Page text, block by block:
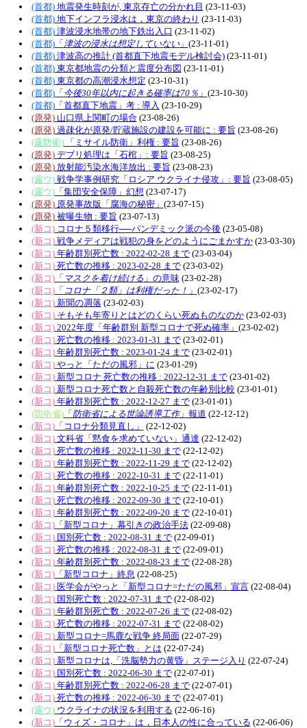
(首都)地震発生時刻が, 東京存亡の分かれ目 (23-11-03)
(首都)地下インフラ浸水は，東京の終わり (23-11-03)
(首都)津波浸水地帯の地下鉄出入口 (23-11-02)
(首都)「 津波の浸水は想定していない」 (23-11-01)
(首都)津波高の推計 (首都直下地震モデル検討会)(23-11-01)
(首都)東京都地震の分類と震度分布図 (23-11-01)
(首都)東京都の高潮浸水想定 (23-10-31)
(首都)「 今後30年以内に起きる確率は70％ 」 (23-10-30)
(首都)「首都直下地震」考 : 導入 (23-10-29)
(原発)山口県上関町の場合(23-08-26)
(原発)過疎化が原発/貯蔵施設の建設を可能に : 要旨 (23-08-26)
(露防衛)「ミサイル防衛」利権 : 要旨 (23-08-26)
(原発)デブリ処理は「石棺」: 要旨 (23-08-25)
(原発)放射能汚染水海洋放出 : 要旨 (23-08-23)
(露ウ)戦争学事例研究「ロシア ウクライナ侵攻」: 要旨 (23-08-05)
(露ウ)「集団安全保障」幻想 (23-07-17)
(原発)原発事故版「腐海の秘密」 (23-07-15)
(原発)被曝生物 : 要旨 (23-07-13)
(新コ)コロナ５類移行──パンデミック派の今後 (23-05-08)
(新コ)戦争メディアは戦犯の身をどのようにごまかすか(23-03-30)
(新コ)年齢群別死亡数 : 2022-02-28 まで(23-03-04)
(新コ)死亡数の推移 : 2023-02-28 まで(23-03-02)
(新コ)「 マスクを着け続ける 」の意味(23-02-28)
(新コ)「 コロナ「２類」は利権だった！ 」 (23-02-17)
(新コ)新聞の凋落 (23-02-03)
(新コ)そもそも年寄りとはどのくらい死ぬものなのか(23-02-03)
(新コ)2022年度「年齢群別 新型コロナで死ぬ確率」 (23-02-02)
(新コ)死亡数の推移 : 2023-01-31 まで(23-02-01)
(新コ)年齢群別死亡数 : 2023-01-24 まで(23-02-01)
(新コ)やっと「ただの風邪」に (23-01-29)
(新コ)新型コロナ 死亡数の推移 : 2022-12-31 まで(23-01-02)
(新コ)新型コロナ死亡数と自殺死亡数の年齢別比較 (23-01-01)
(新コ)年齢群別死亡数 : 2022-12-27 まで(23-01-01)
(防衛省)「 防衛省による世論誘導工作」報道 (22-12-12)
(新コ)「コロナ分類見直し」
(22-12-02)
(新コ)文科省「黙食を求めていない」通達 (22-12-02)
(新コ)死亡数の推移 : 2022-11-30 まで(22-12-02)
(新コ)年齢群別死亡数 : 2022-11-29 まで(22-12-02)
(新コ)死亡数の推移 : 2022-10-31 まで(22-11-01)
(新コ)年齢群別死亡数 : 2022-10-25 まで(22-11-01)
(新コ)死亡数の推移 : 2022-09-30 まで(22-10-01)
(新コ)年齢群別死亡数 : 2022-09-20 まで(22-10-01)
(新コ)「新型コロナ」幕引きの政治手法(22-09-08)
(新コ)国別死亡数 : 2022-08-31 まで(22-09-01)
(新コ)死亡数の推移 : 2022-08-31 まで(22-09-01)
(新コ)年齢群別死亡数 : 2022-08-23 まで(22-08-28)
(新コ)「新型コロナ」終息 (22-08-25)
(新コ)医学会がやっと「新型コロナ=ただの風邪」宣言(22-08-04)
(新コ)国別死亡数 : 2022-07-31 まで(22-08-02)
(新コ)年齢群別死亡数 : 2022-07-26 まで(22-08-02)
(新コ)死亡数の推移 : 2022-07-31 まで(22-08-02)
(新コ)新型コロナ=馬鹿な戦争 終局面(22-07-29)
(新コ)「新型コロナ死亡数」とは (22-07-24)
(新コ)新型コロナは,「洗脳勢力の黄昏」ステージ入り (22-07-24)
(新コ)国別死亡数 : 2022-06-30 まで(22-07-01)
(新コ)年齢群別死亡数 : 2022-06-28 まで(22-07-01)
(新コ)死亡数の推移 : 2022-06-30 まで(22-07-01)
(露ウ)ウクライナの状況を利用する (22-06-16)
(新コ)「ウィズ・コロナ」は，日本人の性に合っている (22-06-06)